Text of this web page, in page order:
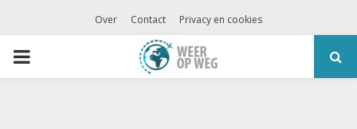
Over Contact Privacy en cookies
PRIMARY